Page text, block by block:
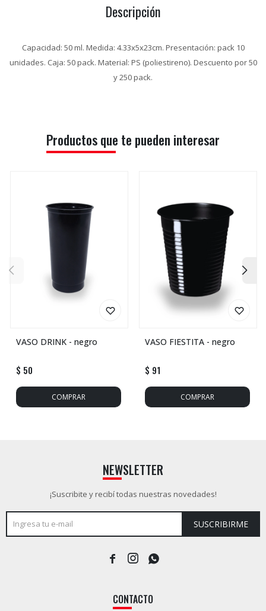
Descripción
Capacidad: 50 ml. Medida: 4.33x5x23cm. Presentación: pack 10
unidades. Caja: 50 pack. Material: PS (poliestireno). Descuento por 50
y 250 pack.
Productos que te pueden interesar
VASO DRINK - negro
$ 50
VASO FIESTITA - negro
$ 91
CONTACTO
NEWSLETTER
¡Suscribite y recibí todas nuestras novedades!
SUSCRIBIRME
  